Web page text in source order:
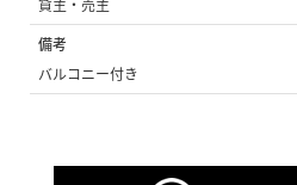
貸主・売主
備考
バルコニー付き